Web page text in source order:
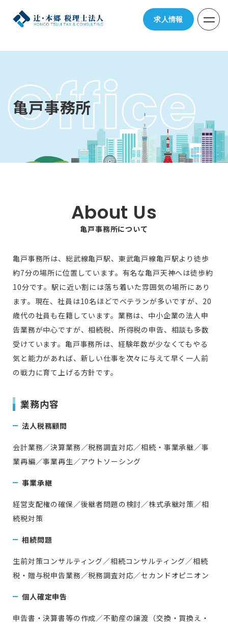
求人情報
亀戸事務所
About Us
亀戸事務所について
亀戸事務所は、総武線亀戸駅、東武亀戸線亀戸駅より徒歩
約7分の場所に位置しています。有名な亀戸天神へは徒歩約
10分です。駅に近い割には落ち着いた雰囲気の場所にあり
ます。現在、社員は10名ほどでベテランが多いですが、20
歳代の社員も在籍しています。業務は、中小企業の法人申
告業務が中心ですが、相続税、所得税の申告、相談も多数
受けています。亀戸事務所は、経験年数が少なくてもやる
気と能力があれば、新しい仕事を次々に与えて早く一人前
の戦力に育て上げる方針です。
業務内容
法人税務顧問
会計業務／決算業務／税務調査対応／相続・事業承継／事
業再編／事業再生／アウトソーシング
事業承継
経営支配権の確保／後継者問題の検討／株式承継対策／相
続税対策
相続問題
生前対策コンサルティング／相続コンサルティング／相続
税・贈与税申告業務／税務調査対応／セカンドオピニオン
個人確定申告
申告書・決算書等の作成／不動産の譲渡（交換・買換え・